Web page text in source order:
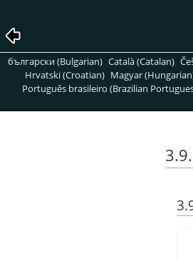
български (Bulgarian) Català (Catalan)
Hrvatski (Croatian) Magyar
Português brasileiro (Brazilian